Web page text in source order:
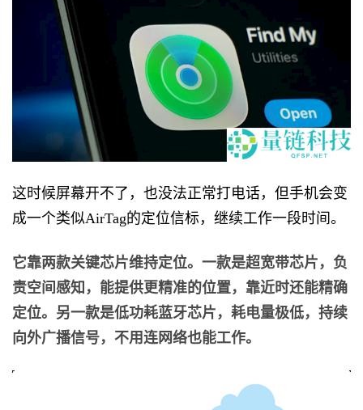
这时候屏幕开不了，也没法正常打电话，但手机会变
成一个类似AirTag的定位信标，继续工作一段时间。
它靠两款关键芯片维持定位。一款是超宽带芯片，负
责空间感知，能提供更精准的位置，靠近时还能精确
定位。另一款是低功耗蓝牙芯片，耗电量极低，持续
向外广播信号，不用连网络也能工作。